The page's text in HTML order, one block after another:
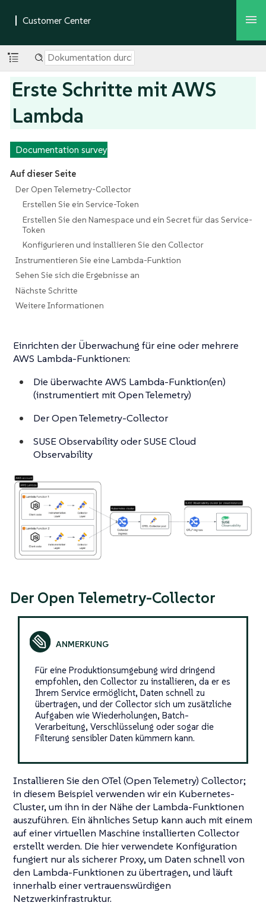
Erste Schritte mit AWS
Lambda
Documentation survey
Auf dieser Seite
Der Open Telemetry-Collector
Erstellen Sie ein Service-Token
Erstellen Sie den Namespace und ein Secret für das Service-
Token
Konfigurieren und installieren Sie den Collector
Instrumentieren Sie eine Lambda-Funktion
Sehen Sie sich die Ergebnisse an
Nächste Schritte
Weitere Informationen
Einrichten der Überwachung für eine oder mehrere
AWS Lambda-Funktionen:
Die überwachte AWS Lambda-Funktion(en)
(instrumentiert mit Open Telemetry)
Der Open Telemetry-Collector
SUSE Observability oder SUSE Cloud
Observability
Der Open Telemetry-Collector
Für eine Produktionsumgebung wird dringend
empfohlen, den Collector zu installieren, da er es
Ihrem Service ermöglicht, Daten schnell zu
übertragen, und der Collector sich um zusätzliche
Aufgaben wie Wiederholungen, Batch-
Verarbeitung, Verschlüsselung oder sogar die
Filterung sensibler Daten kümmern kann.
Installieren Sie den OTel (Open Telemetry) Collector;
in diesem Beispiel verwenden wir ein Kubernetes-
Cluster, um ihn in der Nähe der Lambda-Funktionen
auszuführen. Ein ähnliches Setup kann auch mit einem
auf einer virtuellen Maschine installierten Collector
erstellt werden. Die hier verwendete Konfiguration
fungiert nur als sicherer Proxy, um Daten schnell von
den Lambda-Funktionen zu übertragen, und läuft
innerhalb einer vertrauenswürdigen
Netzwerkinfrastruktur.